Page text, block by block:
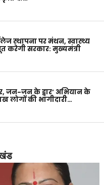
स्थापना पर मंथन, स्वास्थ्य
करेगी सरकार: मुख्यमंत्री
जन-जन के द्वार’ अभियान के
लोगों की भागीदारी…